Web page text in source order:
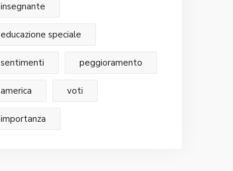
insegnante
educazione speciale
sentimenti peggioramento
america voti
importanza